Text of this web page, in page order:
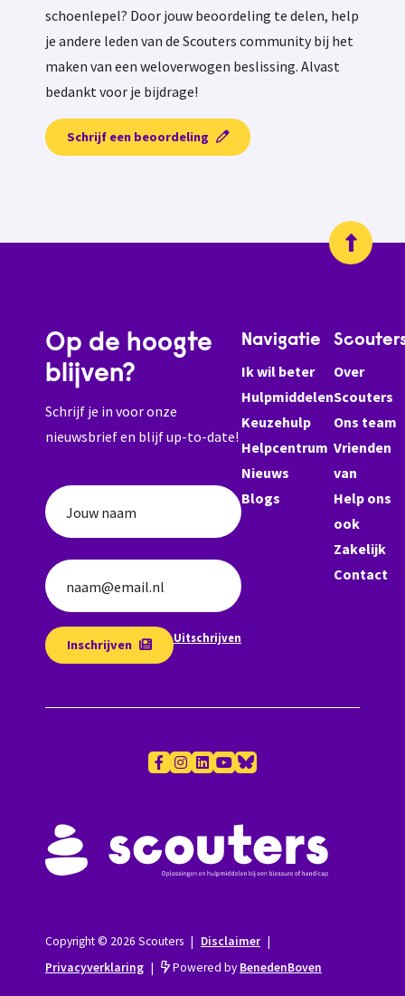
schoenlepel? Door jouw beoordeling te delen, help
je andere leden van de Scouters community bij het
maken van een weloverwogen beslissing. Alvast
bedankt voor je bijdrage!
Schrijf een beoordeling
Op de hoogte
blijven?
Schrijf je in voor onze
nieuwsbrief en blijf up-to-date!
Jouw naam
naam@email.nl
Inschrijven Uitschrijven
Navigatie
Ik wil beter
Hulpmiddelen
Keuzehulp
Helpcentrum
Nieuws
Blogs
Over
Scouters
Ons team
Vrienden
van
Help ons
ook
Zakelijk
Contact
Copyright © 2026 Scouters | Disclaimer |
Privacyverklaring | Powered by BenedenBoven